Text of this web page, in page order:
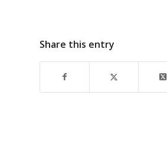
Share this entry